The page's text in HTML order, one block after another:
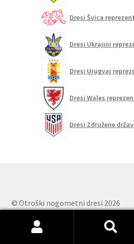
Dresi Švica
Dresi Ukrajini
Dresi Urugvaj
Dresi Wales
Dresi Združene
© Otroški nogometni dresi 2026